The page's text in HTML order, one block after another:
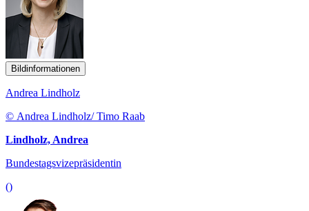
Bildinformationen
Andrea Lindholz
© Andrea Lindholz/ Timo Raab
Lindholz, Andrea
Bundestagsvizepräsidentin
()